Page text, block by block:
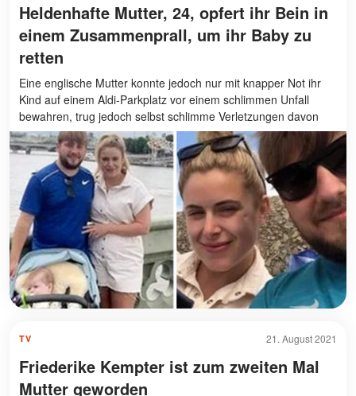
Heldenhafte Mutter, 24, opfert ihr Bein in
einem Zusammenprall, um ihr Baby zu
retten
Eine englische Mutter konnte jedoch nur mit knapper Not ihr
Kind auf einem Aldi-Parkplatz vor einem schlimmen Unfall
bewahren, trug jedoch selbst schlimme Verletzungen davon
21. August 2021
TV
Friederike Kempter ist zum zweiten Mal
Mutter geworden